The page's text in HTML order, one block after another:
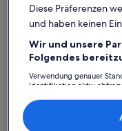
Diese Präferenzen
und haben keinen
Wir und unsere
Folgendes
Verwendung genauer
Identifikation aktiv
Inhalte, Messung von
Zielgruppenforschung